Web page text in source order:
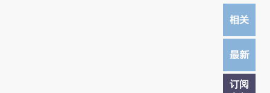
订阅